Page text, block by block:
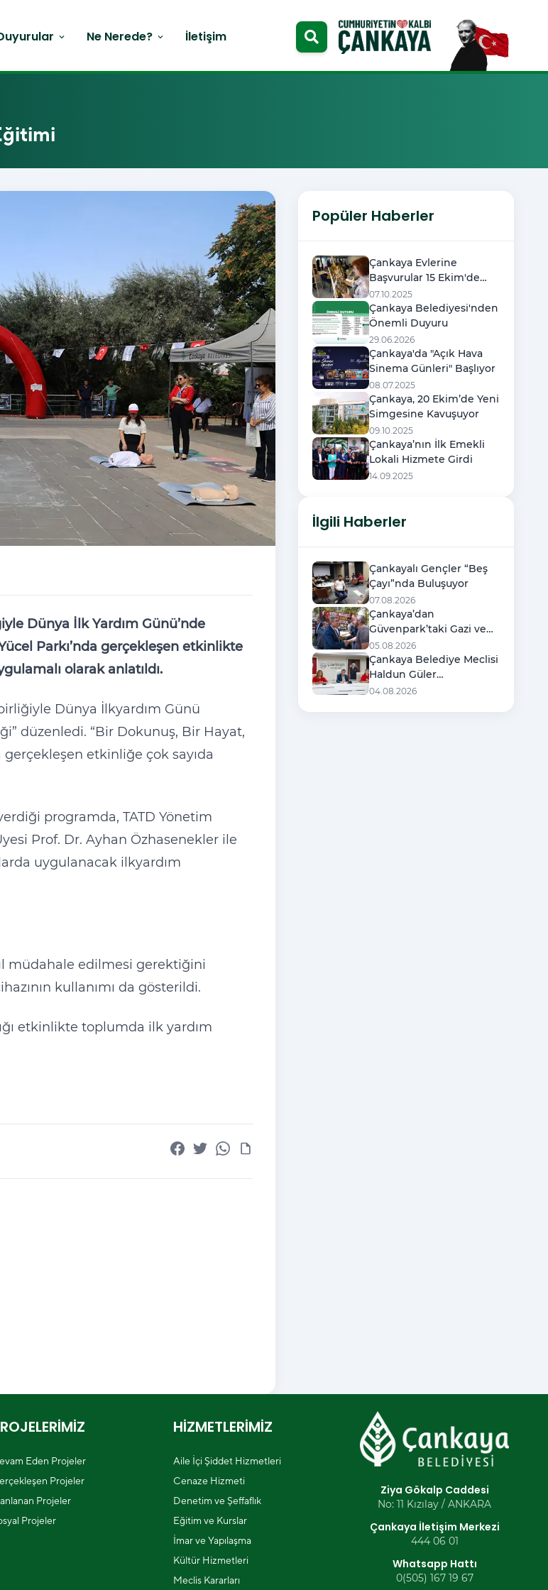
expand_more Ne Nerede? expand_more İletişim
Dünya İlk Yardım Günü’nde
Parkı’nda gerçekleşen etkinlikte
olarak anlatıldı.
Dünya İlkyardım Günü
düzenledi. “Bir Dokunuş, Bir Hayat,
gerçekleşen etkinliğe çok sayıda
programda, TATD Yönetim
Prof. Dr. Ayhan Özhasenekler ile
uygulanacak ilkyardım
müdahale edilmesi gerektiğini
kullanımı da gösterildi.
etkinlikte toplumda ilk yardım
Popüler Haberler
Çankaya Evlerine
Başvurular 15 Ekim'de
Başlıyor
07.10.2025
Çankaya Belediyesi'nden
Önemli Duyuru
29.06.2026
Çankaya'da "Açık Hava
Sinema Günleri" Başlıyor
08.07.2025
Çankaya, 20 Ekim’de Yeni
Simgesine Kavuşuyor
09.10.2025
Çankaya’nın İlk Emekli
Lokali Hizmete Girdi
14.09.2025
İlgili Haberler
Çankayalı Gençler “Beş
Çayı”nda Buluşuyor
07.08.2026
Çankaya’dan
Güvenpark’taki Gazi ve
Şehit Ailelerine Destek
Ziyareti
05.08.2026
Çankaya Belediye Meclisi
Haldun Güler
Başkanlığında Toplandı
04.08.2026
Eden Projeler
Projeler
Projeler
Projeler
HİZMETLERİMİZ
Aile İçi Şiddet Hizmetleri
Cenaze Hizmeti
Denetim ve Şeffaflık
Eğitim ve Kurslar
İmar ve Yapılaşma
Kültür Hizmetleri
Meclis Kararları
Ziya Gökalp Caddesi
No: 11 Kızılay / ANKARA
Çankaya İletişim Merkezi
444 06 01
Whatsapp Hattı
0(505) 167 19 67